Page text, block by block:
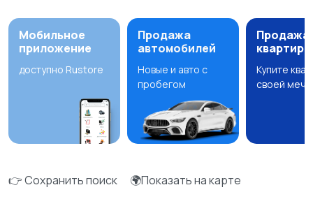
Мобильное
приложение
доступно Rustore
Продажа
автомобилей
Новые и авто с
пробегом
Продажа
квартир
Купите
своей
👉 Сохранить поиск
🌍Показать на карте